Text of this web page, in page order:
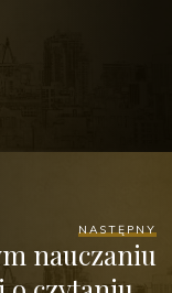
NASTĘPNY
nauczaniu